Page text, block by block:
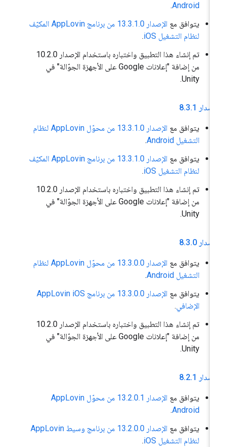
Android
.
يتوافق مع
الإصدار 13.3.1.0 من برنامج AppLovin المكيّف
لنظام التشغيل iOS
.
تم إنشاء هذا التطبيق واختباره باستخدام الإصدار 10.2.0
من إضافة "إعلانات Google على الأجهزة الجوّالة" في
Unity.
8
3.1
يتوافق مع
الإصدار 13.3.1.0 من محوّل AppLovin لنظام
التشغيل Android
.
يتوافق مع
الإصدار 13.3.1.0 من برنامج AppLovin المكيّف
لنظام التشغيل iOS
.
تم إنشاء هذا التطبيق واختباره باستخدام الإصدار 10.2.0
من إضافة "إعلانات Google على الأجهزة الجوّالة" في
Unity.
8
. 3.0
يتوافق مع
الإصدار 13.3.0.0 من محوّل AppLovin لنظام
التشغيل Android
.
يتوافق مع
الإصدار 13.3.0.0 من برنامج AppLovin iOS
الإضافي.
تم إنشاء هذا التطبيق واختباره باستخدام الإصدار 10.2.0
من إضافة "إعلانات Google على الأجهزة الجوّالة" في
Unity.
8
2.1
يتوافق مع
الإصدار 13.2.0.1 من محوّل AppLovin
Android
.
يتوافق مع
الإصدار 13.2.0.0 من برنامج وسيط AppLovin
لنظام التشغيل iOS
.